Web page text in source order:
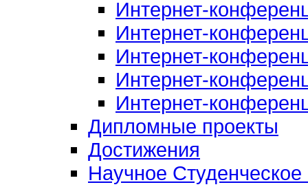
Интернет-
Интернет-
Интернет-
Интернет-
Интернет-
Дипломные проекты
Достижения
Научное